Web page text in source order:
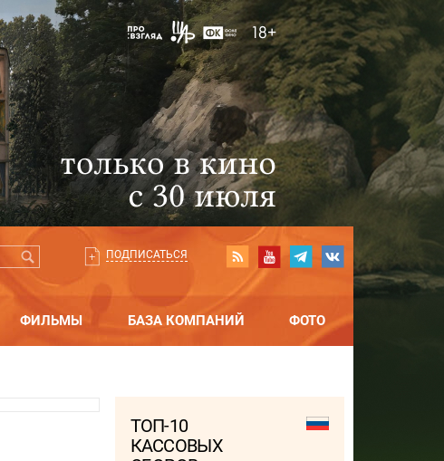
ПОДПИСАТЬСЯ
ФИЛЬМЫ БАЗА КОМПАНИЙ ФОТО
ТОП-10
КАССОВЫХ